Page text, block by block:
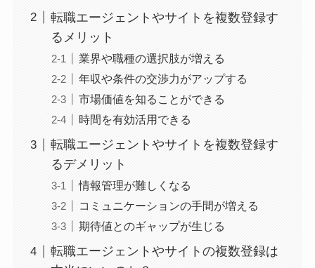
転職エージェントやサイトを複数登録す
るメリット
業界や職種の選択肢が増える
年収や条件の交渉力がアップする
市場価値を知ることができる
時間を有効活用できる
転職エージェントやサイトを複数登録す
るデメリット
情報管理が難しくなる
コミュニケーションの手間が増える
期待値とのギャップが生じる
転職エージェントやサイトの複数登録は